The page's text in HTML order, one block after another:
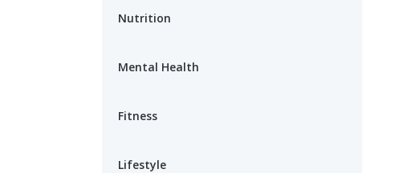
Nutrition
Mental Health
Fitness
Lifestyle